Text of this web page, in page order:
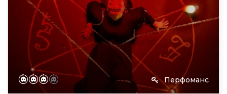
Перфоманс